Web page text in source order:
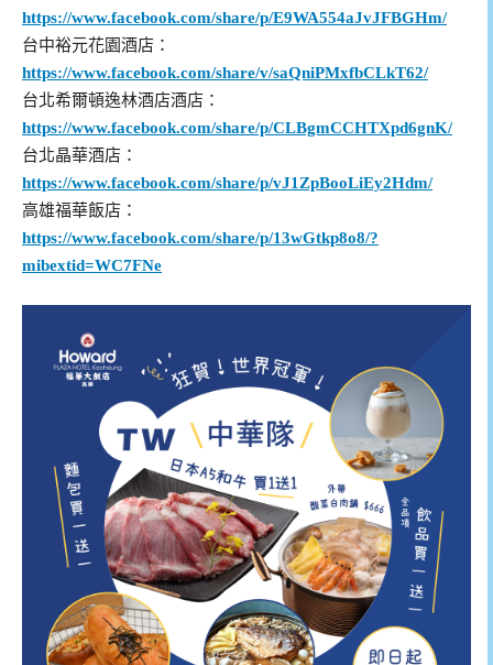
https://www.facebook.com/share/p/E9WA554aJvJFBGHm/
台中裕元花園酒店：
https://www.facebook.com/share/v/saQniPMxfbCLkT62/
台北希爾頓逸林酒店酒店：
https://www.facebook.com/share/p/CLBgmCCHTXpd6gnK/
台北晶華酒店：
https://www.facebook.com/share/p/vJ1ZpBooLiEy2Hdm/
高雄福華飯店：
https://www.facebook.com/share/p/13wGtkp8o8/?
mibextid=WC7FNe